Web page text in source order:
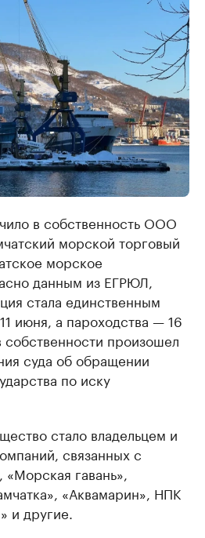
в собственность ООО
морской торговый
морское
данным из ЕГРЮЛ,
стала единственным
июня, а пароходства — 16
произошел
суда об обращении
по иску
стало владельцем и
связанных с
гавань»,
«Аквамарин», НПК
и другие.